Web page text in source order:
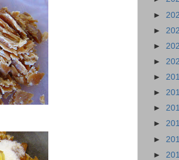
►
►
►
►
►
►
►
►
►
►